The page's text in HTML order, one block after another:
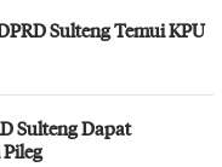
Sulteng Temui KPU
Sulteng Dapat